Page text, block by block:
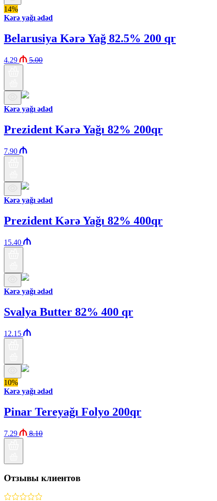
14%
Kərə yağı ədəd
Belarusiya Kərə Yağ 82.5% 200 qr
4.29 5.00
Kərə yağı ədəd
Prezident Kərə Yağı 82% 200qr
7.90
Kərə yağı ədəd
Prezident Kərə Yağı 82% 400qr
15.40
Kərə yağı ədəd
Svalya Butter 82% 400 qr
12.15
10%
Kərə yağı ədəd
Pinar Tereyağı Folyo 200qr
7.29 8.10
Отзывы клиентов